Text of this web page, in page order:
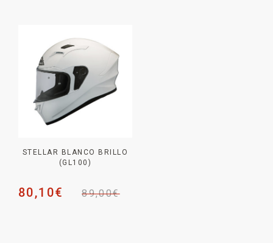
STELLAR BLANCO BRILLO
(GL100)
89,00€
80,10€